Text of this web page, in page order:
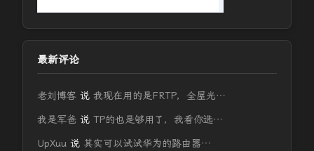
最新评论
老刘博客 说 我现在用的是FRTP，全屋光…
我是军爸 说 TP的也是够用了，我看你选…
UpXuu 说 其实可以试试华为的路由器…